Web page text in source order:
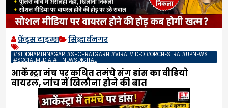
फ्रेंड्स टाइम्स सिद्धार्थनगर
#SIDDHARTHNAGAR #SHOHRATGARH #VIRALVIDEO #ORCHESTRA #UPNEWS
#SOCIALMEDIA #FTNEWSDIGITAL
आर्केस्ट्रा मंच पर कथित तमंचे संग डांस का वीडियो
वायरल, जांच में खिलौना होने की बात